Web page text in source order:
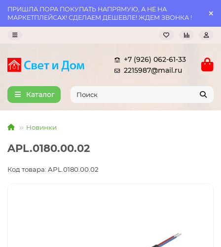
ПРИШЛА ПОРА ПОКУПАТЬ НАПРЯМУЮ, А НЕ НА
МАРКЕТПЛЕЙСАХ! СДЕЛАЕМ ДЕШЕВЛЕ! ЖДЕМ ЗВОНКА !
+7 (926) 062-61-33
2215987@mail.ru
Каталог
Новинки
APL.0180.00.02
Код товара: APL.0180.00.02